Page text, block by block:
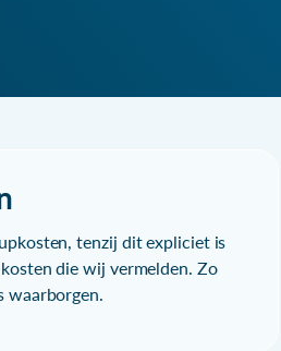
tenzij dit expliciet is
die wij vermelden. Zo